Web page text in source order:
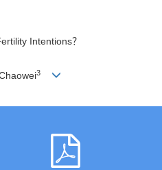
Intentions？
3